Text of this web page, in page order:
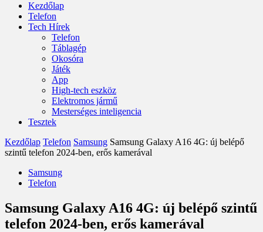
Kezdőlap
Telefon
Tech Hírek
Telefon
Táblagép
Okosóra
Játék
App
High-tech eszköz
Elektromos jármű
Mesterséges inteligencia
Tesztek
Kezdőlap Telefon Samsung Samsung Galaxy A16 4G: új belépő
szintű telefon 2024-ben, erős kamerával
Samsung
Telefon
Samsung Galaxy A16 4G: új belépő szintű
telefon 2024-ben, erős kamerával